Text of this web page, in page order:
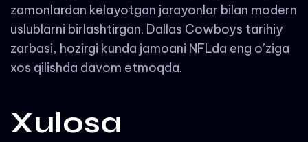
zamonlardan kelayotgan jarayonlar bilan modern
uslublarni birlashtirgan. Dallas Cowboys tarihiy
zarbasi, hozirgi kunda jamoani NFLda eng o’ziga
xos qilishda davom etmoqda.
Xulosa